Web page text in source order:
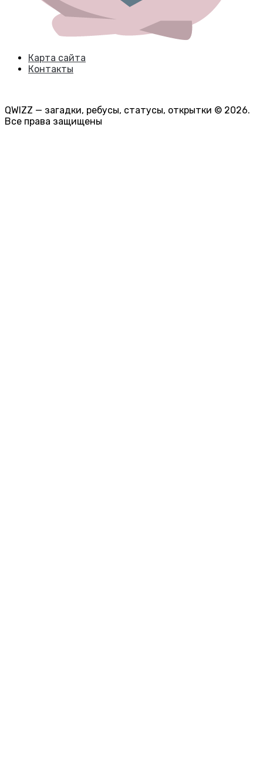
Карта сайта
Контакты
QWIZZ — загадки, ребусы, статусы, открытки © 2026.
Все права защищены